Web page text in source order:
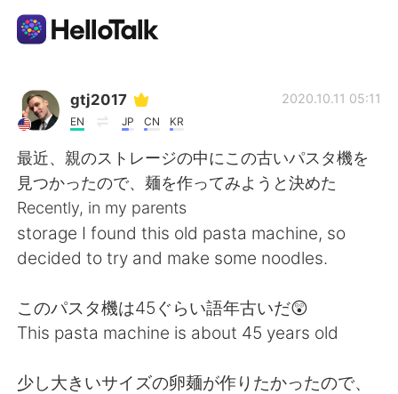
Dil Değişimi Uygulaması
Türkçe
English 简体中文
繁體中文 Español
gtj2017
EN JP CN KR
2020.10.11 05:11
最近、親のストレージの中にこの古いパスタ機を
見つかったので、麺を作ってみようと決めた
Recently, in my parents
storage I found this old pasta machine, so
decided to try and make some noodles.
このパスタ機は45ぐらい語年古いだ😲
This pasta machine is about 45 years old
少し大きいサイズの卵麺が作りたかったので、